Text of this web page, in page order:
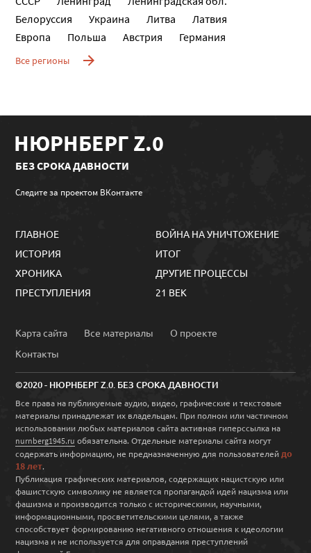
Белоруссия
Украина Литва
Латвия
Европа
Польша Австрия Германия
Все регионы
НЮРНБЕРГ Z.0
БЕЗ СРОКА ДАВНОСТИ
Следите за проектом ВКонтакте
ГЛАВНОЕ
ИСТОРИЯ
ХРОНИКА
ПРЕСТУПЛЕНИЯ
ВОЙНА НА УНИЧТОЖЕНИЕ
ИТОГ
ДРУГИЕ ПРОЦЕССЫ
21 ВЕК
Карта сайта Все материалы
О проекте
Контакты
©2020 - НЮРНБЕРГ Z.0. БЕЗ СРОКА ДАВНОСТИ
Все права на публикуемые аудио, видео, графические и текстовые
материалы принадлежат их владельцам. При полном или частичном
использовании любых материалов сайта активная гиперссылка на
nurnberg1945.ru обязательна. Отдельные материалы сайта могут
содержать информацию, не предназначенную для пользователейдо
18 лет.
Публикация графических материалов, содержащих нацистскую или
фашистскую символику не является пропагандой идей нацизма или
фашизма и производится только с историческими, научными,
информационными, просветительскими целями, а также
способствует формированию негативного отношения к идеологии
нацизма и не используется для оправдания преступлений